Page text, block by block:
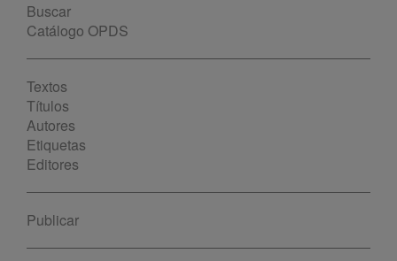
Buscar
Catálogo OPDS
Textos
Títulos
Autores
Etiquetas
Editores
Publicar